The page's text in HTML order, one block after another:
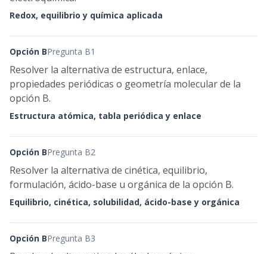
Redox, equilibrio y química aplicada
Opción BPregunta B1
Resolver la alternativa de estructura, enlace,
propiedades periódicas o geometría molecular de la
opción B.
Estructura atómica, tabla periódica y enlace
Opción BPregunta B2
Resolver la alternativa de cinética, equilibrio,
formulación, ácido-base u orgánica de la opción B.
Equilibrio, cinética, solubilidad, ácido-base y orgánica
Opción BPregunta B3